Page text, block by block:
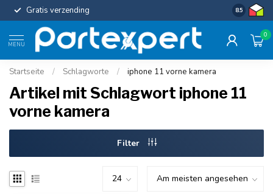
Gratis verzending Uniforme
8.5
MENU
0
Startseite / Schlagworte / iphone 11 vorne kamera
Artikel mit Schlagwort iphone 11
vorne kamera
Filter